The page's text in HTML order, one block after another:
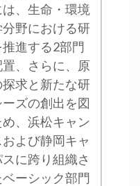
は、生命・環境
野における研
推進する2部門
置、さらに、原
求と新たな研
ーズの創出を図
め、浜松キャン
よび静岡キャ
スに跨り組織さ
ベーシック部門